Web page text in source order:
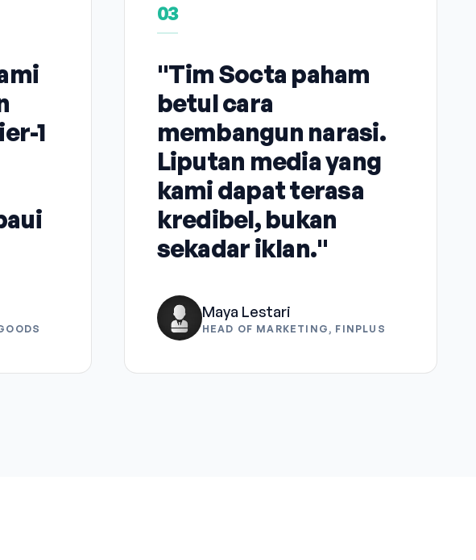
1
03
"Tim Socta paham
betul cara
membangun narasi.
Liputan media yang
kami dapat terasa
kredibel, bukan
sekadar iklan."
Maya Lestari
HEAD OF MARKETING, FINPLUS